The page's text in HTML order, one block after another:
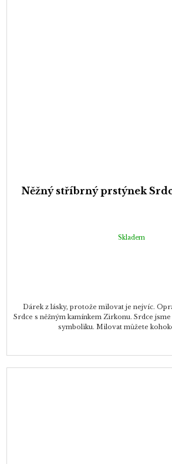
Něžný stříbrný prstýnek
Skladem
Dárek z lásky, protože milovat je nejvíc.
Srdce s něžným kamínkem Zirkonu. Srdce
symboliku. Milovat můžete